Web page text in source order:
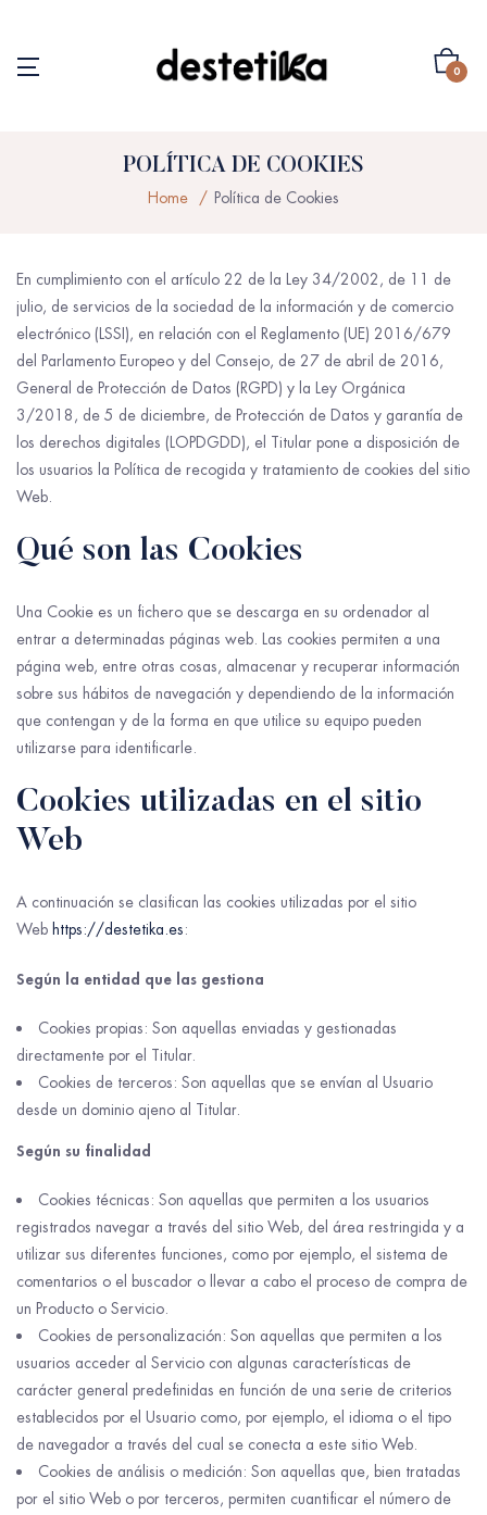
0
POLÍTICA DE COOKIES
Home Política de Cookies
En cumplimiento con el artículo 22 de la Ley 34/2002, de 11 de
julio, de servicios de la sociedad de la información y de comercio
electrónico (LSSI), en relación con el Reglamento (UE) 2016/679
del Parlamento Europeo y del Consejo, de 27 de abril de 2016,
General de Protección de Datos (RGPD) y la Ley Orgánica
3/2018, de 5 de diciembre, de Protección de Datos y garantía de
los derechos digitales (LOPDGDD), el Titular pone a disposición de
los usuarios la Política de recogida y tratamiento de cookies del sitio
Web.
Qué son las Cookies
Una Cookie es un fichero que se descarga en su ordenador al
entrar a determinadas páginas web. Las cookies permiten a una
página web, entre otras cosas, almacenar y recuperar información
sobre sus hábitos de navegación y dependiendo de la información
que contengan y de la forma en que utilice su equipo pueden
utilizarse para identificarle.
Cookies utilizadas en el sitio
Web
A continuación se clasifican las cookies utilizadas por el sitio
Web https://destetika.es:
Según la entidad que las gestiona
Cookies propias: Son aquellas enviadas y gestionadas
directamente por el Titular.
Cookies de terceros: Son aquellas que se envían al Usuario
desde un dominio ajeno al Titular.
Según su finalidad
Cookies técnicas: Son aquellas que permiten a los usuarios
registrados navegar a través del sitio Web, del área restringida y a
utilizar sus diferentes funciones, como por ejemplo, el sistema de
comentarios o el buscador o llevar a cabo el proceso de compra de
un Producto o Servicio.
Cookies de personalización: Son aquellas que permiten a los
usuarios acceder al Servicio con algunas características de
carácter general predefinidas en función de una serie de criterios
establecidos por el Usuario como, por ejemplo, el idioma o el tipo
de navegador a través del cual se conecta a este sitio Web.
Cookies de análisis o medición: Son aquellas que, bien tratadas
por el sitio Web o por terceros, permiten cuantificar el número de